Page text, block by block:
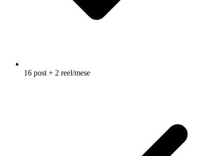
16 post + 2 reel/mese